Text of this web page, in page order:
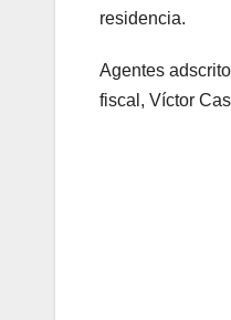
residencia.
Agentes
fiscal, Víctor